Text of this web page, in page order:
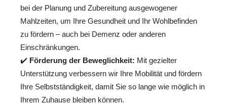
bei der Planung und Zubereitung ausgewogener
Mahlzeiten, um Ihre Gesundheit und Ihr Wohlbefinden
zu fördern – auch bei Demenz oder anderen
Einschränkungen.
✔️ Förderung der Beweglichkeit: Mit gezielter
Unterstützung verbessern wir Ihre Mobilität und fördern
Ihre Selbstständigkeit, damit Sie so lange wie möglich in
Ihrem Zuhause bleiben können.